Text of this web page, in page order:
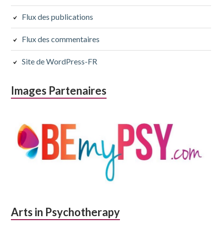
Flux des publications
Flux des commentaires
Site de WordPress-FR
Images Partenaires
Arts in Psychotherapy